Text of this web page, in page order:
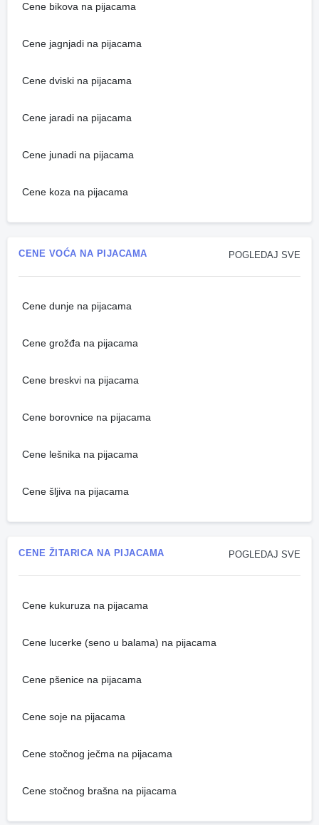
Cene bikova na pijacama
Cene jagnjadi na pijacama
Cene dviski na pijacama
Cene jaradi na pijacama
Cene junadi na pijacama
Cene koza na pijacama
POGLEDAJ SVE
CENE VOĆA NA PIJACAMA
Cene dunje na pijacama
Cene grožđa na pijacama
Cene breskvi na pijacama
Cene borovnice na pijacama
Cene lešnika na pijacama
Cene šljiva na pijacama
POGLEDAJ SVE
CENE ŽITARICA NA PIJACAMA
Cene kukuruza na pijacama
Cene lucerke (seno u balama) na pijacama
Cene pšenice na pijacama
Cene soje na pijacama
Cene stočnog ječma na pijacama
Cene stočnog brašna na pijacama